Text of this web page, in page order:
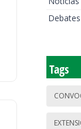
Debates
Tags